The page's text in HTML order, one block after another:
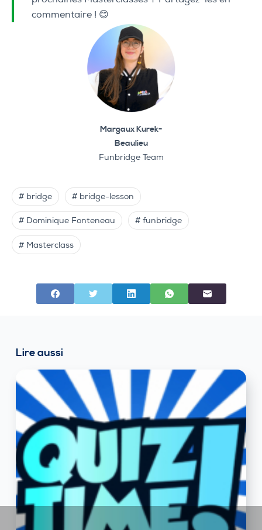
commentaire ! 😊
Margaux Kurek-
Beaulieu
Funbridge Team
# bridge # bridge-lesson
# Dominique Fonteneau # funbridge
# Masterclass
Lire aussi